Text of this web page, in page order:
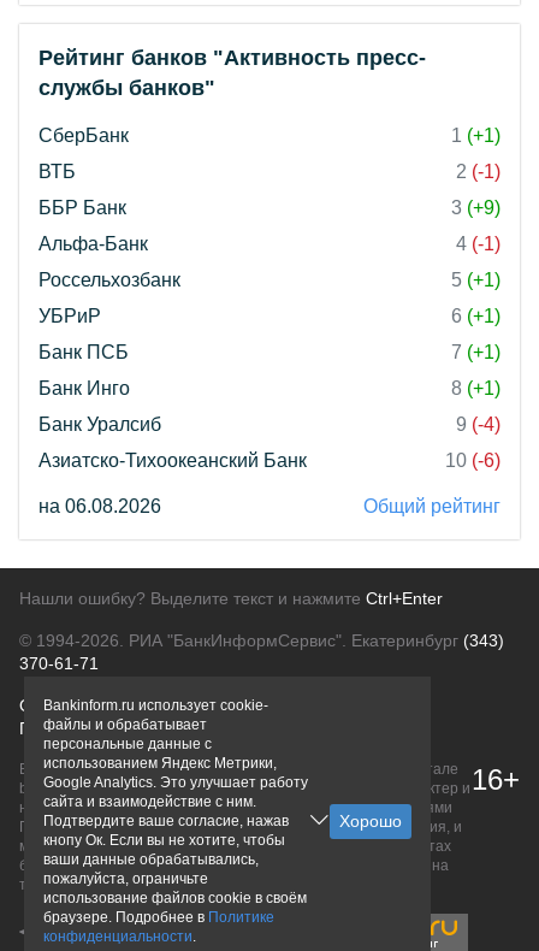
Рейтинг банков "Активность пресс-
службы банков"
СберБанк 1 (+1)
ВТБ
2 (-1)
ББР Банк
3 (+9)
Альфа-Банк
4 (-1)
Россельхозбанк
5 (+1)
УБРиР
6 (+1)
Банк ПСБ
7 (+1)
Банк Инго
8 (+1)
Банк Уралсиб
9 (-4)
Азиатско-Тихоокеанский Банк
10 (-6)
на 06.08.2026 Общий рейтинг
Нашли ошибку? Выделите текст и нажмите Ctrl+Enter
© 1994-2026. РИА "БанкИнформСервис". Екатеринбург (343)
370-61-71
О проектеПолитика конфиденциальности
Правовая информацияДля рекламодателей
Вся информация о продуктах банков, размещенная на портале
bankinform.ru, носит исключительно ознакомительный характер и
не является публичной офертой, определяемой положениями
ГК РФ. Информация не содержит точного и полного описания, и
может быть изменена. Конечные условия уточняйте на сайтах
банков или при личном обращении. Исключительное право на
товарные знаки принадлежит их правообладателям.
16+
Bankinform.ru использует cookie-
файлы и обрабатывает
персональные данные с
использованием Яндекс Метрики,
Google Analytics. Это улучшает работу
сайта и взаимодействие с ним.
Подтвердите ваше согласие, нажав
кнопу Ок. Если вы не хотите, чтобы
ваши данные обрабатывались,
пожалуйста, ограничьте
использование файлов cookie в своём
браузере. Подробнее в Политике
конфиденциальности.